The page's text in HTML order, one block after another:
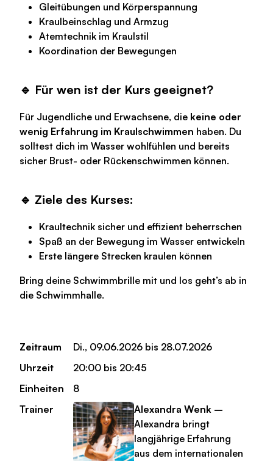
Gleitübungen und Körperspannung
Kraulbeinschlag und Armzug
Atemtechnik im Kraulstil
Koordination der Bewegungen
🔹 Für wen ist der Kurs geeignet?
Für Jugendliche und Erwachsene, die keine oder
wenig Erfahrung im Kraulschwimmen haben. Du
solltest dich im Wasser wohlfühlen und bereits
sicher Brust- oder Rückenschwimmen können.
🔹 Ziele des Kurses:
Kraultechnik sicher und effizient beherrschen
Spaß an der Bewegung im Wasser entwickeln
Erste längere Strecken kraulen können
Bring deine Schwimmbrille mit und los geht’s ab in
die Schwimmhalle.
Zeitraum
Di., 09.06.2026 bis 28.07.2026
Uhrzeit
20:00 bis 20:45
Einheiten
8
Trainer
Alexandra Wenk –
Alexandra bringt
langjährige Erfahrung
aus dem internationalen